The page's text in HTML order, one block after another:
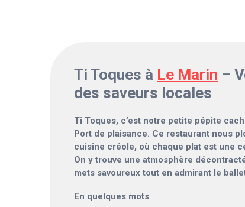
Ti Toques à Le Marin –
des saveurs locales
Ti Toques, c’est notre petite pépite
Port de plaisance. Ce restaurant nous
cuisine créole, où chaque plat est une
On y trouve une atmosphère
mets savoureux tout en admirant le
En quelques mots